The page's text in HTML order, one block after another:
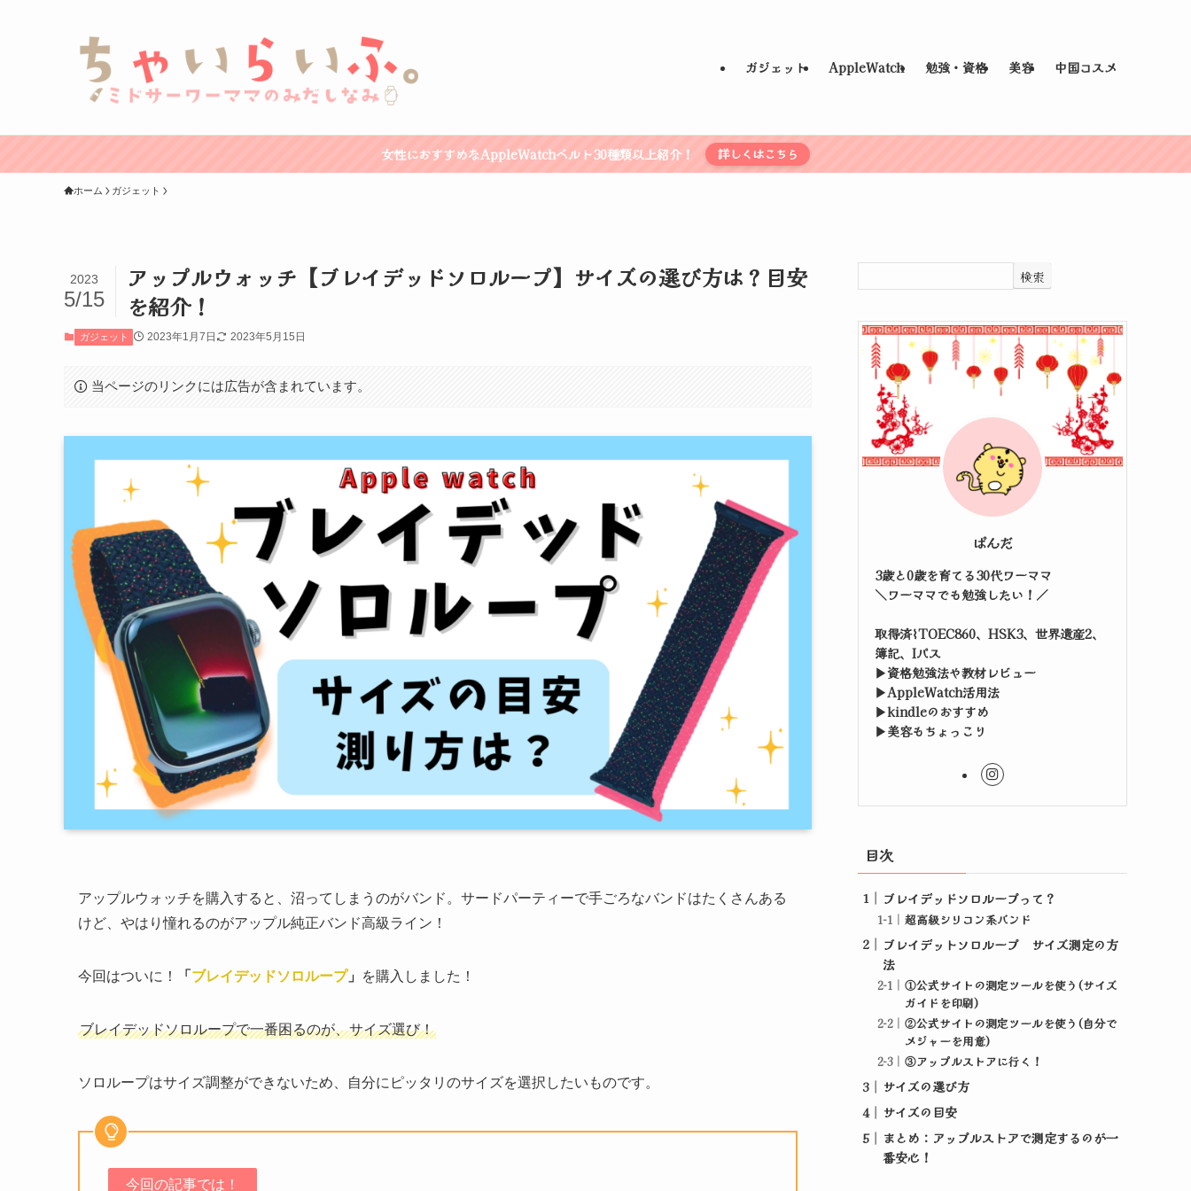
ガジェット AppleWatch 勉強・資格 美容 中国コスメ
女性におすすめなAppleWatchベルト30種類以上紹介！ 詳しくはこちら
ホーム ガジェット
アップルウォッチ【ブレイデッドソロループ】サイズの選び方は？目安
を紹介！
2023
5/15
ガジェット 2023年1月7日 2023年5月15日
当ページのリンクには広告が含まれています。
アップルウォッチを購入すると、沼ってしまうのがバンド。サードパーティーで手ごろなバンドはたくさんある
けど、やはり憧れるのがアップル純正バンド高級ライン！
今回はついに！ 「 ブレイデッドソロループ」 を購入しました！
ブレイデッドソロループで一番困るのが、サイズ選び！
ソロループはサイズ調整ができないため、自分にピッタリのサイズを選択したいものです。
今回の記事では！
検索
ぱんだ
3歳と0歳を育てる30代ワーママ
＼ワーママでも勉強したい！／
取得済⌇TOEC860、HSK3、世界遺産2、
簿記、Iパス
▶資格勉強法や教材レビュー
▶AppleWatch活用法
▶kindleのおすすめ
▶美容もちょっこり
目次
ブレイデッドソロループって？
超高級シリコン系バンド
ブレイデットソロループ サイズ測定の方
法
①公式サイトの測定ツールを使う(サイズ
ガイドを印刷)
②公式サイトの測定ツールを使う(自分で
メジャーを用意)
③アップルストアに行く！
サイズの選び方
サイズの目安
まとめ：アップルストアで測定するのが一
番安心！